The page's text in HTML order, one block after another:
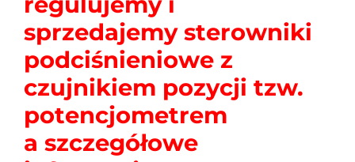
sprzedajemy sterowniki
podciśnieniowe z
czujnikiem pozycji tzw.
potencjometrem
a szczegółowe